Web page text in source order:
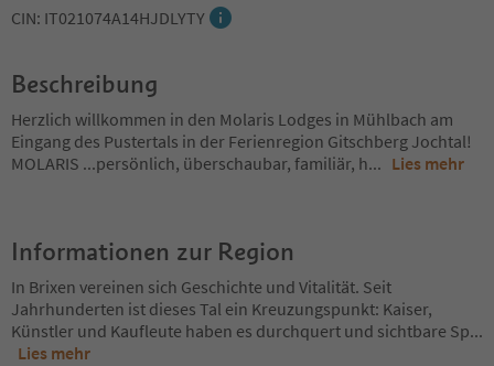
CIN: IT021074A14HJDLYTY
Beschreibung
Herzlich willkommen in den Molaris Lodges in Mühlbach am
Eingang des Pustertals in der Ferienregion Gitschberg Jochtal!
MOLARIS ...persönlich, überschaubar, familiär, h... Lies mehr
Informationen zur Region
In Brixen vereinen sich Geschichte und Vitalität. Seit
Jahrhunderten ist dieses Tal ein Kreuzungspunkt: Kaiser,
Künstler und Kaufleute haben es durchquert und sichtbare Sp...
Lies mehr